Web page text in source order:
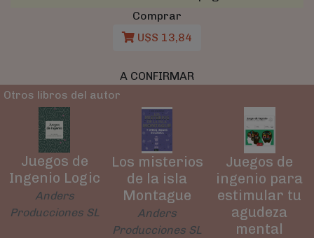
Comprar
U$S 13,84
A CONFIRMAR
Otros libros del autor
Juegos de
Ingenio Logic
Anders
Producciones SL
Los misterios
de la isla
Montague
Anders
Producciones SL
Juegos de
ingenio para
estimular tu
agudeza
mental